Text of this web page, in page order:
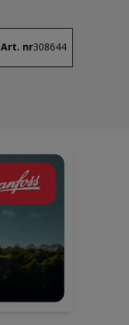
Art. nr308644